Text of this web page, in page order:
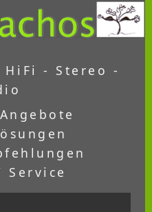
HiFi - Stereo -
Angebote
Service